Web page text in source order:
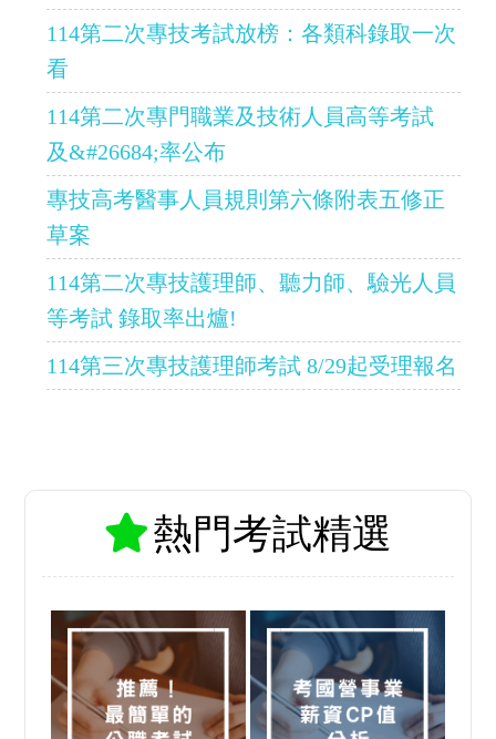
114第二次專技考試放榜：各類科錄取一次
看
114第二次專門職業及技術人員高等考試
及&#26684;率公布
專技高考醫事人員規則第六條附表五修正
草案
114第二次專技護理師、聽力師、驗光人員
等考試 錄取率出爐!
114第三次專技護理師考試 8/29起受理報名
熱門考試精選